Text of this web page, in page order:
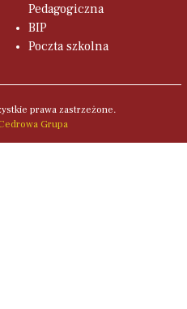
Pedagogiczna
BIP
Poczta szkolna
prawa zastrzeżone.
Grupa